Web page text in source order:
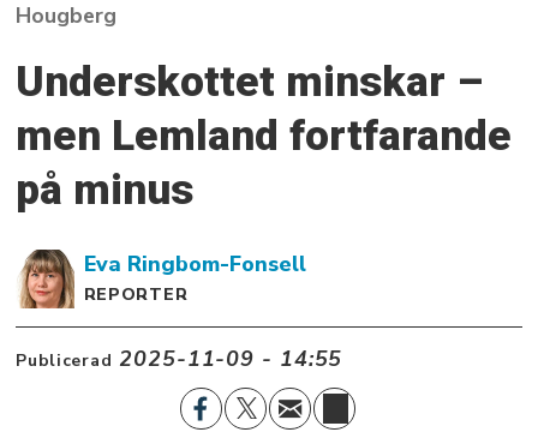
Hougberg
Underskottet minskar –
men Lemland fortfarande
på minus
Eva Ringbom-Fonsell
REPORTER
Publicerad 2025-11-09 - 14:55